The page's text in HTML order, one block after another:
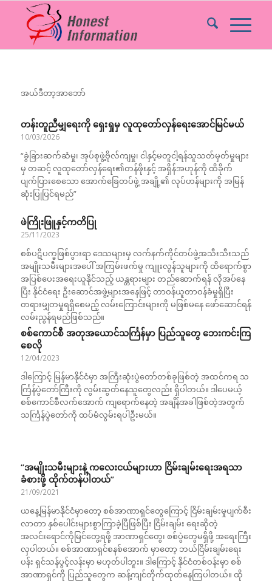
အယ်ဒီတာ့အာဘော်
တန်းတူညီမျှရေးကို ရှေးရှုမှ လူထုတော်လှန်ရေးအောင်မြင်မယ်
10/03/2026
“ခွဲခြားဆက်ဆံမှု၊ အုပ်စုဖွဲ့ဗိုလ်ကျမှု၊ ငါနှင့်မတူငါ့ရန်သူသတ်မှတ်မှုများ
မှ တဆင့် လူထုတော်လှန်ရေး၏တန်ဖိုးနှင့် အရှိန်အဟုန်ကို ထိခိုက်
ပျက်ပြားစေသော အောက်ခြေတပ်ဖွဲ့ အချို့၏ လုပ်ဟန်များကို အမြန်
ဆုံးပြုပြင်ရမည်”
ဖဲကြိုးဖြူနှင့်ကတိပြု
25/11/2023
စစ်ပဋိပက္ခဖြစ်ပွားရာ ဒေသများမှ လက်နက်ကိုင်တပ်ဖွဲ့အသီးသီးသည်
အမျိုးသမီးများအပေါ် အကြမ်းဖက်မှု ကျူးလွန်သူများကို ထိရောက်စွာ
အပြစ်ပေးအရေးယူနိုင်သည့် ယန္တရားများ တည်ဆောက်ရန် လိုအပ်နေ
ပြီး နိုင်ငံရေး ဦးဆောင်အဖွဲ့များအနေဖြင့် တာဝန်ယူတာဝန်ခံမှုရှိပြီး
တရားမျှတမှုရရှိစေမည့် လမ်းကြောင်းများကို မဖြစ်မနေ ဖော်ဆောင်ရန်
လမ်းညွန်ရမည်ဖြစ်သည်။
စစ်ကောင်စီ အတုအယောင်သင်္ကြန်မှာ ပြည်သူတွေ ဘေးကင်းကြ
စေလို
12/04/2023
ဒါကြောင့် မြန်မာနိုင်ငံမှာ အကြီးဆုံးပွဲတော်တစ်ခုဖြစ်တဲ့ အထင်ကရ သ​
င်္ကြန်ပွဲတော်ကြီးကို လွမ်းဆွတ်နေသူတွေလည်း ရှိပါတယ်။ ဒါပေမယ့်
စစ်ကောင်စီလက်အောက် ကျရောက်နေတဲ့ အချိန်အခါဖြစ်တဲ့အတွက်
သင်္ကြန်ပွဲတော်ကို ထပ်မံလွမ်းရပါဦးမယ်။
“အမျိုးသမီးများနဲ့ ကလေးငယ်များဟာ ငြိမ်းချမ်းရေးအရသာ
ခံစားဖို့ ထိုက်တန်ပါတယ်”
21/09/2021
ယနေ့မြန်မာနိုင်ငံမှာတော့ စစ်အာဏာရှင်တွေကြောင့် ငြိမ်းချမ်းမှုပျက်စီး
လာတာ နှစ်ပေါင်းများစွာကြာခဲ့ပြီဖြစ်ပြီး ငြိမ်းချမ်း ရေးဆိုတဲ့
အလင်းရောင်ကိုမြင်တွေ့ရဖို့ အာဏာရှင်တွေ၊ စစ်ပွဲတွေမရှိဖို့ အရေးကြီး
လှပါတယ်။ စစ်အာဏာရှင်စနစ်အောက် မှာတော့ ဘယ်ငြိမ်းချမ်းရေး
ပန်း ရှင်သန်ပွင့်လန်းမှာ မဟုတ်ပါဘူး။ ဒါကြောင့် နိုင်ငံတစ်ဝန်းမှာ စစ်
အာဏာရှင်ကို ပြည်သူတွေက ဆန့်ကျင်တိုက်ထုတ်နေကြပါတယ်။ ထို